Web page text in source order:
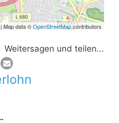
Map data ©OpenStreetMapcontributors
Weitersagen und teilen...
Jost Iserlohn